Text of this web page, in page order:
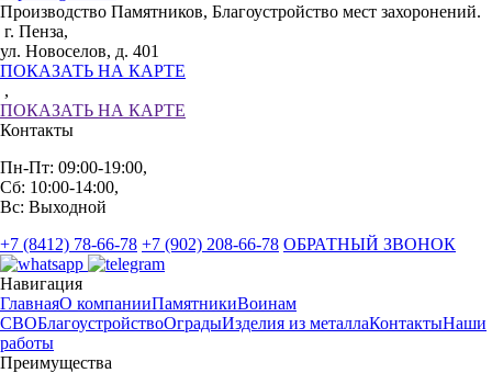
Производство Памятников, Благоустройство мест захоронений.
г. Пенза,
ул. Новоселов, д. 401
ПОКАЗАТЬ НА КАРТЕ
,
ПОКАЗАТЬ НА КАРТЕ
Контакты
Пн-Пт: 09:00-19:00,
Сб: 10:00-14:00,
Вс: Выходной
+7 (8412) 78-66-78 +7 (902) 208-66-78 ОБРАТНЫЙ ЗВОНОК
Навигация
ГлавнаяО компанииПамятникиВоинам
СВОБлагоустройствоОградыИзделия из металлаКонтактыНаши
работы
Преимущества